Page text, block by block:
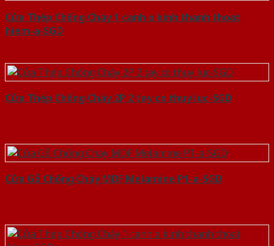
Cửa Thép Chống Cháy 1 canh o kinh thanh thoat
hiem-a-SGD
Cửa Thép Chống Cháy 2P 2 tay co thuy luc-SGD
Cửa Gỗ Chống Cháy MDF Melamine P1-a-SGD